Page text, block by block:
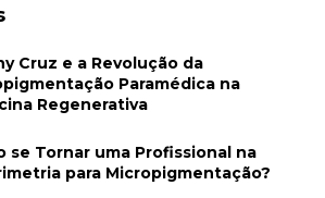
Cruz e a Revolução da
Paramédica na
Regenerativa
se Tornar uma Profissional na
para Micropigmentação?